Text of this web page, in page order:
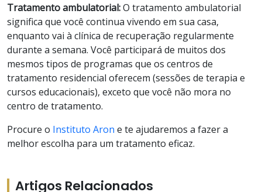
Tratamento ambulatorial:O tratamento ambulatorial
significa que você continua vivendo em sua casa,
enquanto vai à clínica de recuperação regularmente
durante a semana. Você participará de muitos dos
mesmos tipos de programas que os centros de
tratamento residencial oferecem (sessões de terapia e
cursos educacionais), exceto que você não mora no
centro de tratamento.
Procure o Instituto Aron e te ajudaremos a fazer a
melhor escolha para um tratamento eficaz.
Artigos Relacionados